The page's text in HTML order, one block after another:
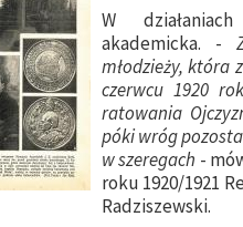
W
akademicka. -
młodzieży, która
czerwcu 1920
ratowania
póki wróg
w szeregach -
roku 1920/1921
Radziszewski.